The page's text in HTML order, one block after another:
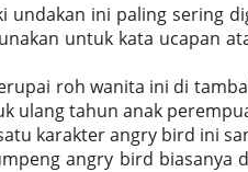
undakan ini paling sering
untuk kata ucapan
roh wanita ini di
ulang tahun anak
karakter angry bird ini
angry bird biasanya